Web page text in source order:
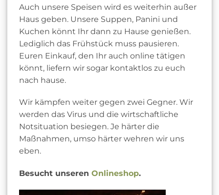
Auch unsere Speisen wird es weiterhin außer
Haus geben. Unsere Suppen, Panini und
Kuchen könnt Ihr dann zu Hause genießen.
Lediglich das Frühstück muss pausieren.
Euren Einkauf, den Ihr auch online tätigen
könnt, liefern wir sogar kontaktlos zu euch
nach hause.
Wir kämpfen weiter gegen zwei Gegner. Wir
werden das Virus und die wirtschaftliche
Notsituation besiegen. Je härter die
Maßnahmen, umso härter wehren wir uns
eben.
Besucht unseren Onlineshop.